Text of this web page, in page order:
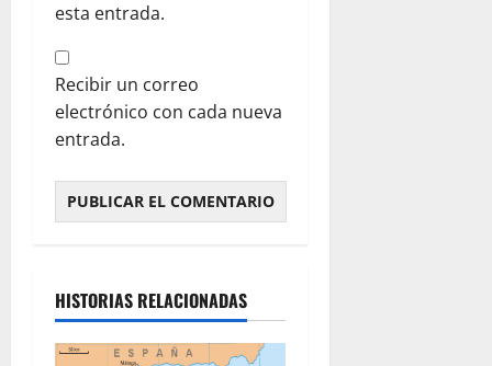
esta entrada.
Recibir un correo
electrónico con cada nueva
entrada.
HISTORIAS RELACIONADAS